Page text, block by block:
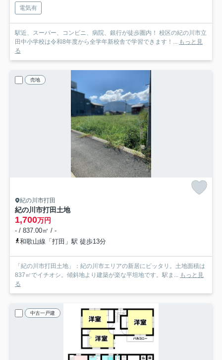
電気有
駅近、スーパー、コンビニ、病院、銀行が徒歩圏内！ 校区の紀の川市立
田中小学校は令和8年度から全学年新校舎で学習できます！... もっと見
る
売地
紀の川市打田
紀の川市打田土地
1,700万円
- / 837.00㎡ / -
和歌山線「打田」駅 徒歩13分
「紀の川市打田土地」：紀の川市エリアの新居にピッタリ。土地面積は
837㎡でイチオシ。傾斜地より建築が楽な平坦地です。駅ま...
もっと見
る
中古一戸建